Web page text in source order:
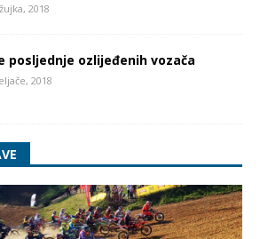
2018
posljednje ozlijeđenih vozača
2018